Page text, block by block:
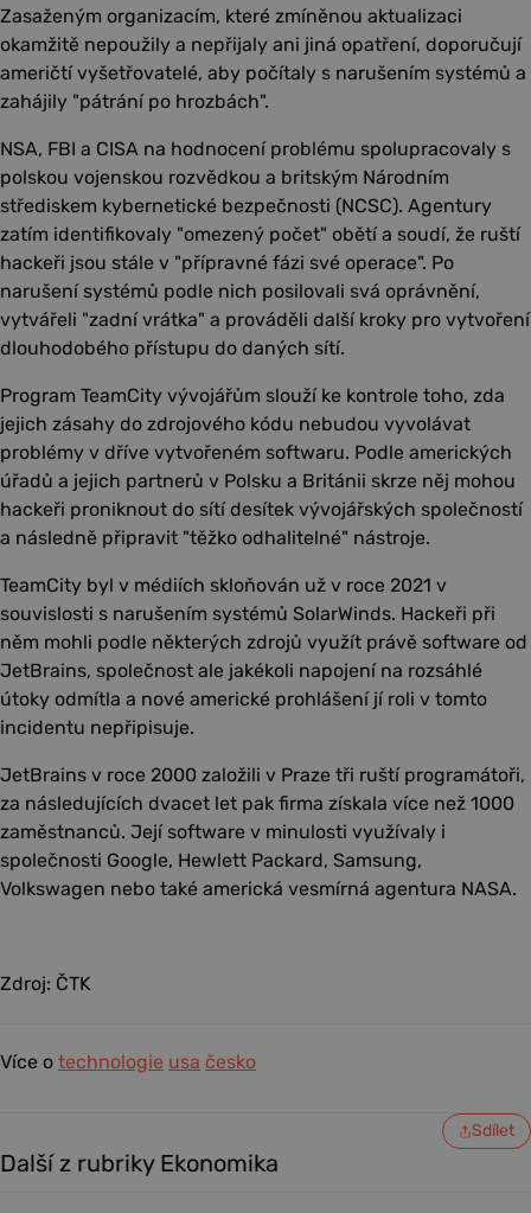
Zasaženým organizacím, které zmíněnou aktualizaci
okamžitě nepoužily a nepřijaly ani jiná opatření, doporučují
američtí vyšetřovatelé, aby počítaly s narušením systémů a
zahájily "pátrání po hrozbách".
NSA, FBI a CISA na hodnocení problému spolupracovaly s
polskou vojenskou rozvědkou a britským Národním
střediskem kybernetické bezpečnosti (NCSC). Agentury
zatím identifikovaly "omezený počet" obětí a soudí, že ruští
hackeři jsou stále v "přípravné fázi své operace". Po
narušení systémů podle nich posilovali svá oprávnění,
vytvářeli "zadní vrátka" a prováděli další kroky pro vytvoření
dlouhodobého přístupu do daných sítí.
Program TeamCity vývojářům slouží ke kontrole toho, zda
jejich zásahy do zdrojového kódu nebudou vyvolávat
problémy v dříve vytvořeném softwaru. Podle amerických
úřadů a jejich partnerů v Polsku a Británii skrze něj mohou
hackeři proniknout do sítí desítek vývojářských společností
a následně připravit "těžko odhalitelné" nástroje.
TeamCity byl v médiích skloňován už v roce 2021 v
souvislosti s narušením systémů SolarWinds. Hackeři při
něm mohli podle některých zdrojů využít právě software od
JetBrains, společnost ale jakékoli napojení na rozsáhlé
útoky odmítla a nové americké prohlášení jí roli v tomto
incidentu nepřipisuje.
JetBrains v roce 2000 založili v Praze tři ruští programátoři,
za následujících dvacet let pak firma získala více než 1000
zaměstnanců. Její software v minulosti využívaly i
společnosti Google, Hewlett Packard, Samsung,
Volkswagen nebo také americká vesmírná agentura NASA.
Zdroj: ČTK
Více o technologie usa česko
Sdílet
Další z rubriky Ekonomika